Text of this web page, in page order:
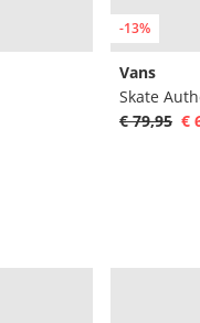
-13%
Vans
Skate
€ 79,95 €